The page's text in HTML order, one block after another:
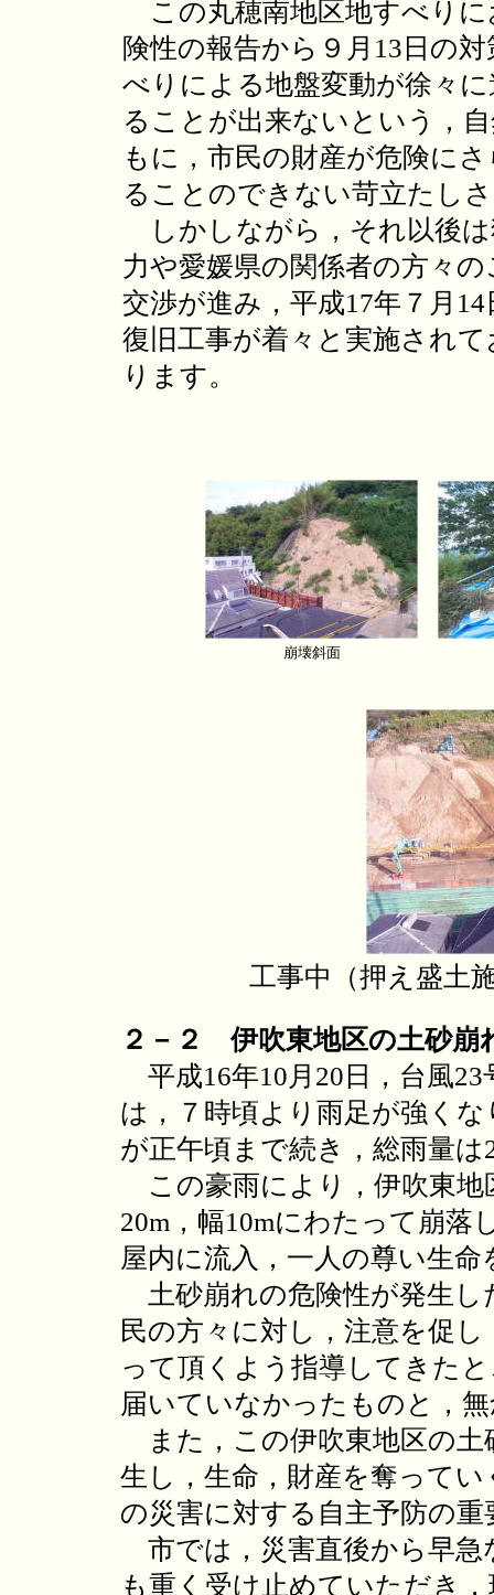
この丸穂南地区地すべりに
険性の報告から９月13日の
べりによる地盤変動が徐々
ることが出来ないという，
もに，市民の財産が危険に
ることのできない苛立たし
しかしながら，それ以後は
力や愛媛県の関係者の方々
交渉が進み，平成17年７月
復旧工事が着々と実施され
ります。
崩壊斜面
工事中（押え盛土
２－２ 伊吹東地区の土砂崩
平成16年10月20日，台風
は，７時頃より雨足が強くな
が正午頃まで続き，総雨量は
この豪雨により，伊吹東地
20m，幅10mにわたって崩落
屋内に流入，一人の尊い生
土砂崩れの危険性が発生し
民の方々に対し，注意を促
って頂くよう指導してきた
届いていなかったものと，
また，この伊吹東地区の土
生し，生命，財産を奪って
の災害に対する自主予防の
市では，災害直後から早急
も重く受け止めていただき